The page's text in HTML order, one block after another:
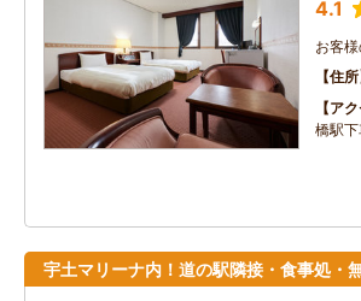
4.1
お客
住所
ア
橋駅
宇土マリーナ内！道の駅隣接・食事処・